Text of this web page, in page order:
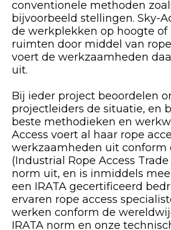
conventionele methoden
bijvoorbeeld stellingen. Sky-
de werkplekken op hoogte of
ruimten door middel van rope
voert de werkzaamheden
uit.
Bij ieder project beoordelen
projectleiders de situatie, en
beste methodieken en
Access voert al haar rope
werkzaamheden uit conform
(Industrial Rope Access
norm uit, en is inmiddels
een IRATA gecertificeerd
ervaren rope access
werken conform de
IRATA norm en onze